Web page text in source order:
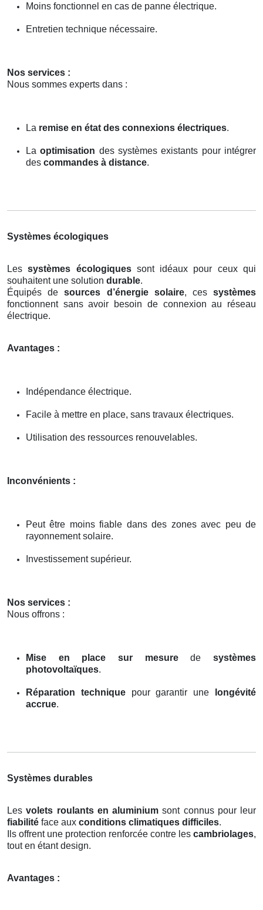
Moins fonctionnel en cas de panne électrique.
Entretien technique nécessaire.
Nos services :
Nous sommes experts dans :
La remise en état des connexions électriques.
Laoptimisation des systèmes existants pour intégrer
des commandes à distance.
Systèmes écologiques
Lessystèmes écologiquessont idéaux pour ceux qui
souhaitent une solution durable.
Équipés desources d’énergie solaire, cessystèmes
fonctionnent sans avoir besoin de connexion au réseau
électrique.
Avantages :
Indépendance électrique.
Facile à mettre en place, sans travaux électriques.
Utilisation des ressources renouvelables.
Inconvénients :
Peut être moins fiable dans des zones avec peu de
rayonnement solaire.
Investissement supérieur.
Nos services :
Nous offrons :
Mise en place sur mesuredesystèmes
photovoltaïques.
Réparation techniquepour garantir une
longévité
accrue.
Systèmes durables
Lesvolets roulants en aluminium sont connus pour leur
fiabilité face aux conditions climatiques difficiles.
Ils offrent une protection renforcée contre les cambriolages,
tout en étant design.
Avantages :